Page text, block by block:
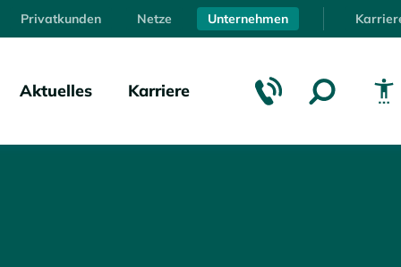
Privatkunden Netze Unternehmen
Aktuelles Karriere